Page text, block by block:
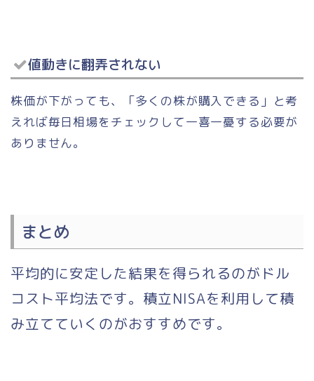
値動きに翻弄されない
株価が下がっても、「多くの株が購入できる」と考
えれば毎日相場をチェックして一喜一憂する必要が
ありません。
まとめ
平均的に安定した結果を得られるのがドル
コスト平均法です。積立NISAを利用して積
み立てていくのがおすすめです。